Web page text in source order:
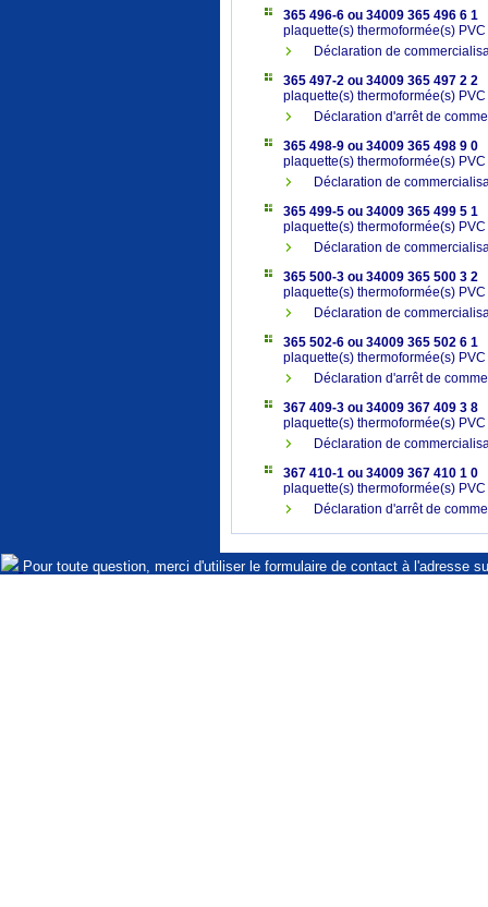
365 496-6 ou 34009 365 496 6 1
plaquette(s) thermoformée(s)
Déclaration de
365 497-2 ou 34009 365 497 2 2
plaquette(s) thermoformée(s)
Déclaration d'arrêt de
365 498-9 ou 34009 365 498 9 0
plaquette(s) thermoformée(s)
Déclaration de
365 499-5 ou 34009 365 499 5 1
plaquette(s) thermoformée(s)
Déclaration de
365 500-3 ou 34009 365 500 3 2
plaquette(s) thermoformée(s)
Déclaration de
365 502-6 ou 34009 365 502 6 1
plaquette(s) thermoformée(s)
Déclaration d'arrêt de
367 409-3 ou 34009 367 409 3 8
plaquette(s) thermoformée(s)
Déclaration de
367 410-1 ou 34009 367 410 1 0
plaquette(s) thermoformée(s)
Déclaration d'arrêt de
Pour toute question, merci d'utiliser le formulaire de contact à l'adresse